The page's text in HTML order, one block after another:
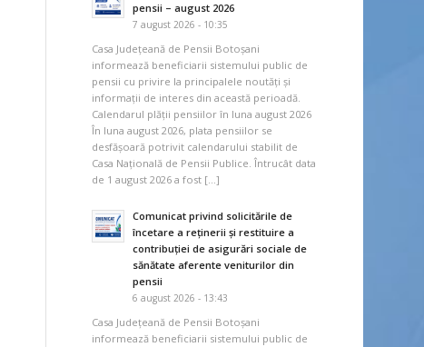
pensii – august 2026
7 august 2026 - 10:35
Casa Județeană de Pensii Botoșani
informează beneficiarii sistemului public de
pensii cu privire la principalele noutăți și
informații de interes din această perioadă.
Calendarul plății pensiilor în luna august 2026
În luna august 2026, plata pensiilor se
desfășoară potrivit calendarului stabilit de
Casa Națională de Pensii Publice. Întrucât data
de 1 august 2026 a fost […]
Comunicat privind solicitările de
încetare a reținerii și restituire a
contribuției de asigurări sociale de
sănătate aferente veniturilor din
pensii
6 august 2026 - 13:43
Casa Județeană de Pensii Botoșani
informează beneficiarii sistemului public de